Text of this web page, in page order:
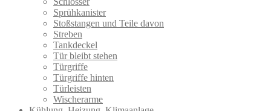
Sprühkanister
Stoßstangen und Teile davon
Streben
Tankdeckel
Tür bleibt stehen
Türgriffe
Türgriffe hinten
Türleisten
Wischerarme